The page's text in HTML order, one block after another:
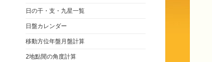
日の干・支・九星一覧
日盤カレンダー
移動方位年盤月盤計算
2地點閒の角度計算